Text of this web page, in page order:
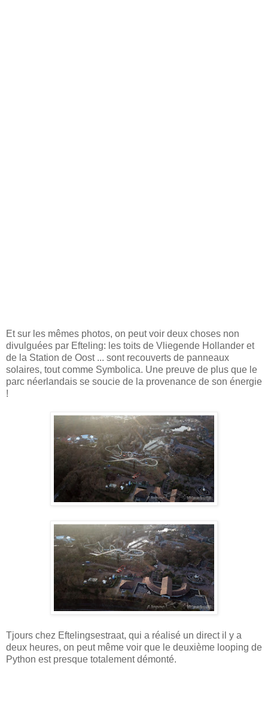
Et sur les mêmes photos, on peut voir deux choses non
divulguées par Efteling: les toits de Vliegende Hollander et
de la Station de Oost ... sont recouverts de panneaux
solaires, tout comme Symbolica. Une preuve de plus que le
parc néerlandais se soucie de la provenance de son énergie
!
Tjours chez Eftelingsestraat, qui a réalisé un direct il y a
deux heures, on peut même voir que le deuxième looping de
Python est presque totalement démonté.